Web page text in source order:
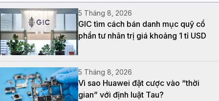
5 Tháng 8, 2026
GIC tìm cách bán danh mục quỹ cổ
phần tư nhân trị giá khoảng 1 tỉ USD
5 Tháng 8, 2026
Vì sao Huawei đặt cược vào “thời
gian” với định luật Tau?